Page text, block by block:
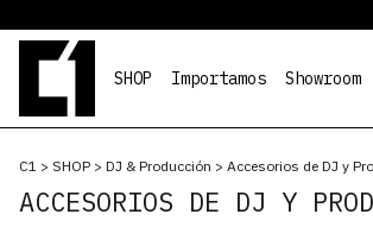
SHOP Importamos Showroom
C1 > SHOP > DJ & Producción > Accesorios de DJ y
ACCESORIOS DE DJ Y